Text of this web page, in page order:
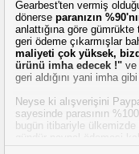
Gearbest'ten vermiş
dönerse paranızın
anlattığına göre
geri ödeme çıkarmışlar
maliyeti çok yüksek,
ürünü imha edecek !" ve
geri aldığını yani imha
Neyse ki alışverişini
sayesinde parasının
bugün itibariyle